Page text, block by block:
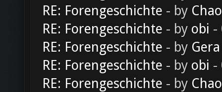
RE: Forengeschichte - by
RE: Forengeschichte - by obi -
RE: Forengeschichte - by Gera
RE: Forengeschichte - by obi -
RE: Forengeschichte - by